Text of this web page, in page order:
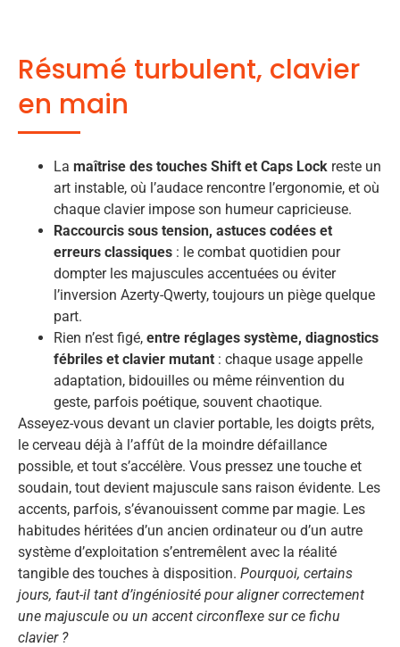
Résumé turbulent, clavier
en main
La maîtrise des touches Shift et Caps Lock reste un
art instable, où l’audace rencontre l’ergonomie, et où
chaque clavier impose son humeur capricieuse.
Raccourcis sous tension, astuces codées et
erreurs classiques : le combat quotidien pour
dompter les majuscules accentuées ou éviter
l’inversion Azerty-Qwerty, toujours un piège quelque
part.
Rien n’est figé, entre réglages système, diagnostics
fébriles et clavier mutant : chaque usage appelle
adaptation, bidouilles ou même réinvention du
geste, parfois poétique, souvent chaotique.
Asseyez-vous devant un clavier portable, les doigts prêts,
le cerveau déjà à l’affût de la moindre défaillance
possible, et tout s’accélère. Vous pressez une touche et
soudain, tout devient majuscule sans raison évidente. Les
accents, parfois, s’évanouissent comme par magie. Les
habitudes héritées d’un ancien ordinateur ou d’un autre
système d’exploitation s’entremêlent avec la réalité
tangible des touches à disposition. Pourquoi, certains
jours, faut-il tant d’ingéniosité pour aligner correctement
une majuscule ou un accent circonflexe sur ce fichu
clavier ?